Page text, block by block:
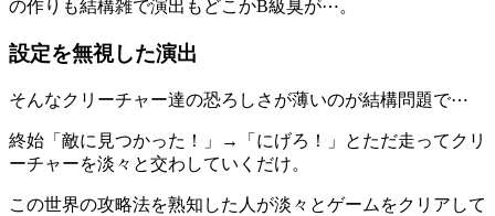
の作りも結構雑で演出もどこかB級臭が⋯。
設定を無視した演出
そんなクリーチャー達の恐ろしさが薄いのが結構問題で⋯
終始「敵に見つかった！」→「にげろ！」とただ走ってクリ
ーチャーを淡々と交わしていくだけ。
この世界の攻略法を熟知した人が淡々とゲームをクリアして